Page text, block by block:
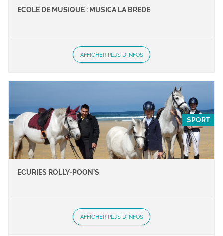
ECOLE DE MUSIQUE : MUSICA LA BREDE
AFFICHER PLUS D'INFOS
SPORT
ECURIES ROLLY-POON’S
AFFICHER PLUS D'INFOS